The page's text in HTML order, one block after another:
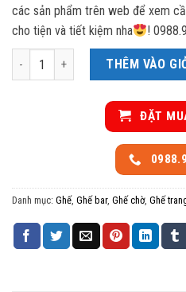
các sản phẩm trên web để xem
cho tiện và tiết kiệm nha
!
Ghế có tay tựa số lượngTHÊM VÀO
ĐẶT
Danh mục: Ghế, Ghế bar, Ghế chờ, Ghế